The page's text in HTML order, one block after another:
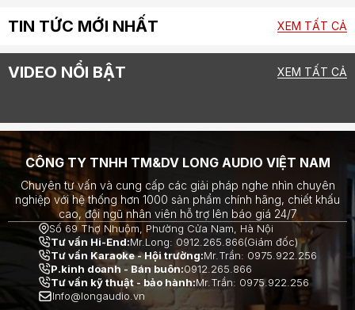
TIN TỨC MỚI NHẤT XEM TẤT CẢ
VIDEO NỔI BẬT XEM TẤT CẢ
CÔNG TY TNHH TM&DV LONG AUDIO VIỆT NAM
Chuyên tư vấn và cung cấp các giải pháp nghe nhìn chuyên
nghiệp với hệ thống hơn 1000 sản phẩm chính hãng, chiết khấu
cao, đội ngũ nhân viên hỗ trợ lên báo giá 24/7
Số 69 Thợ Nhuộm, Phường Cửa Nam, Hà Nội
Tư vấn Hi-End:Mr.Long: 0912.265.866(Giám đốc)
Tư vấn Karaoke - Hội trường:Mr.Trần: 0975.922.256
P.kinh doanh - Bán buôn:0912.265.866
Tư vấn kỹ thuật - bảo hành:Mr.Trần: 0975.922.256
Info@longaudio.vn